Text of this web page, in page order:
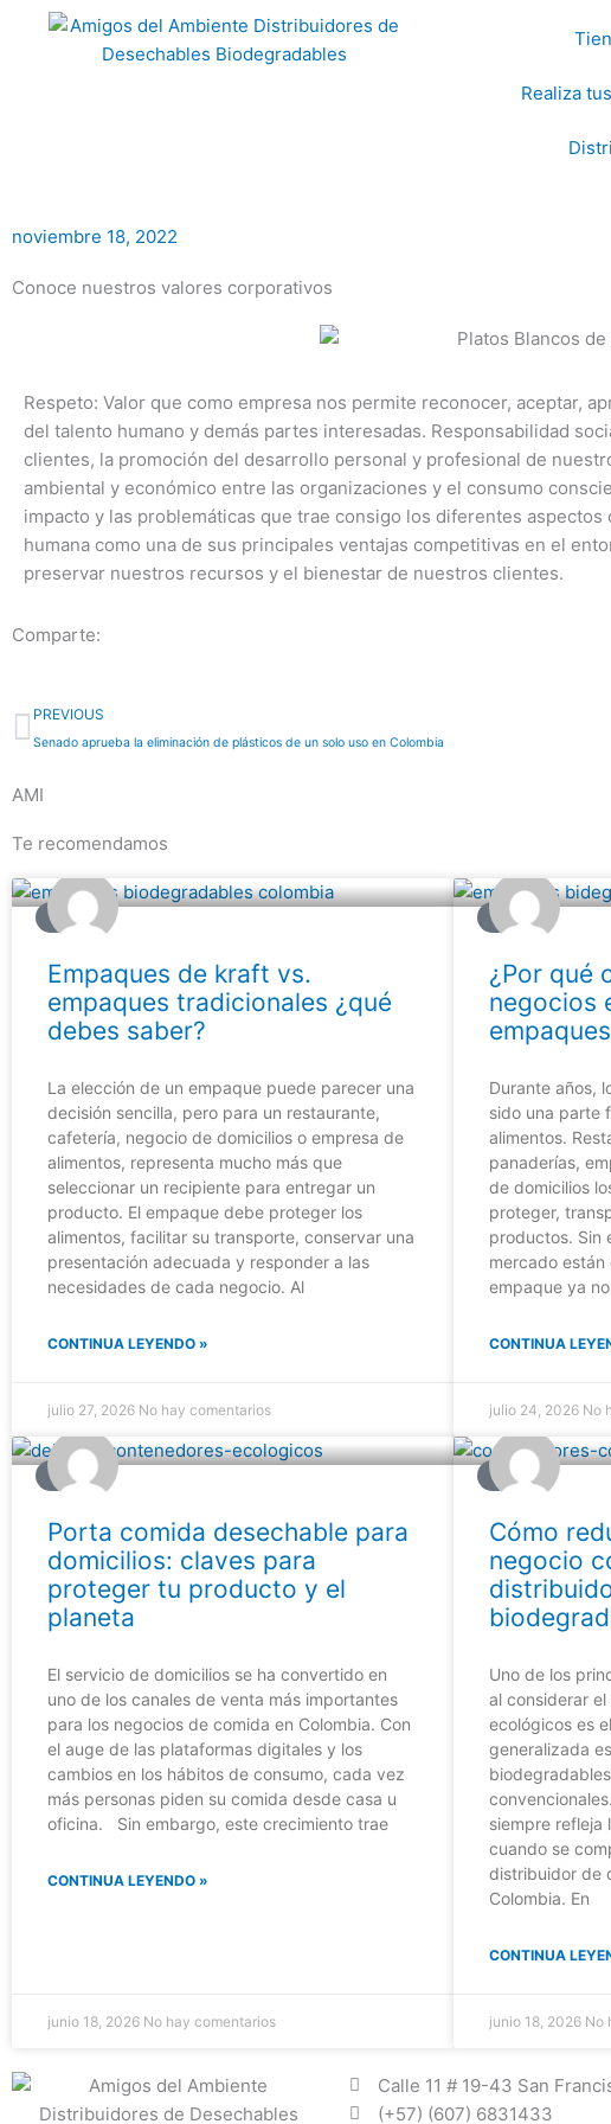
Realiza
noviembre 18, 2022
Conoce nuestros valores corporativos
Respeto: Valor que como empresa nos permite reconocer, aceptar,
del talento humano y demás partes interesadas. Responsabilidad
clientes, la promoción del desarrollo personal y profesional de
ambiental y económico entre las organizaciones y el consumo
impacto y las problemáticas que trae consigo los diferentes
humana como una de sus principales ventajas competitivas en el
preservar nuestros recursos y el bienestar de nuestros clientes.
Comparte:
Prev
PREVIOUS
Senado aprueba la eliminación de plásticos de un solo uso en Colombia
AMI
Te recomendamos
BLOG
Empaques de kraft vs.
empaques tradicionales ¿qué
debes saber?
La elección de un empaque puede parecer una
decisión sencilla, pero para un restaurante,
cafetería, negocio de domicilios o empresa de
alimentos, representa mucho más que
seleccionar un recipiente para entregar un
producto. El empaque debe proteger los
alimentos, facilitar su transporte, conservar una
presentación adecuada y responder a las
necesidades de cada negocio. Al
CONTINUA LEYENDO »
julio 27, 2026 No hay comentarios
BLOG
¿Por qué
negocios
Durante años,
sido una parte
alimentos.
panaderías,
de domicilios
proteger,
productos. Sin
mercado están
empaque ya
CONTINUA
julio 24, 2026 No
BLOG
Porta comida desechable para
domicilios: claves para
proteger tu producto y el
planeta
El servicio de domicilios se ha convertido en
uno de los canales de venta más importantes
para los negocios de comida en Colombia. Con
el auge de las plataformas digitales y los
cambios en los hábitos de consumo, cada vez
más personas piden su comida desde casa u
oficina. Sin embargo, este crecimiento trae
CONTINUA LEYENDO »
junio 18, 2026 No hay comentarios
BLOG
Cómo
negocio
Uno de los
al considerar
ecológicos es
generalizada
siempre refleja
cuando se
distribuidor de
Colombia. En
CONTINUA
junio 18, 2026 No
Calle 11 # 19-43 San
(+57) (607) 6831433